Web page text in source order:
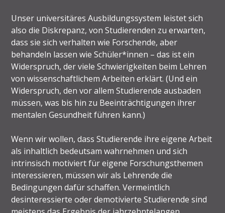
Unser universitäres Ausbildungssystem leistet sich
also die Diskrepanz, von Studierenden zu erwarten,
dass sie sich verhalten wie Forschende, aber
behandeln lassen wie Schüler*innen – das ist ein
Widerspruch, der viele Schwierigkeiten beim Lehren
von wissenschaftlichem Arbeiten erklärt. (Und ein
Widerspruch, den vor allem Studierende ausbaden
müssen, was bis hin zu Beeinträchtigungen ihrer
mentalen Gesundheit führen kann.)
Wenn wir wollen, dass Studierende ihre eigene Arbeit
als inhaltlich bedeutsam wahrnehmen und sich
intrinsisch motiviert für eigene Forschungsthemen
interessieren, müssen wir als Lehrende die
Bedingungen dafür schaffen. Vermeintlich
desinteressierte oder demotivierte Studierende sind